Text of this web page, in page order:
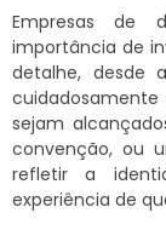
Empresas de
importância de
detalhe, desde
sejam
convenção, ou
refletir a
experiência de